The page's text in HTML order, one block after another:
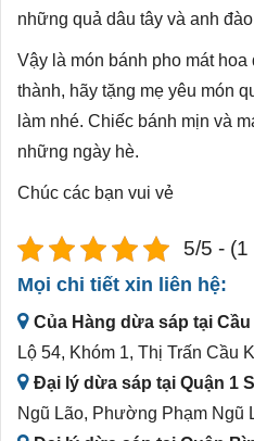
những quả dâu tây và anh
Vậy là món bánh pho mát
thành, hãy tặng mẹ yêu món
làm nhé. Chiếc bánh mịn và
những ngày hè.
Chúc các bạn vui vẻ
5/5 -
Mọi chi tiết xin liên hệ:
Của Hàng dừa sáp tại Cầu
Lộ 54, Khóm 1, Thị Trấn Cầu
Đại lý dừa sáp tại Quận 1
Ngũ Lão, Phường Phạm Ngũ